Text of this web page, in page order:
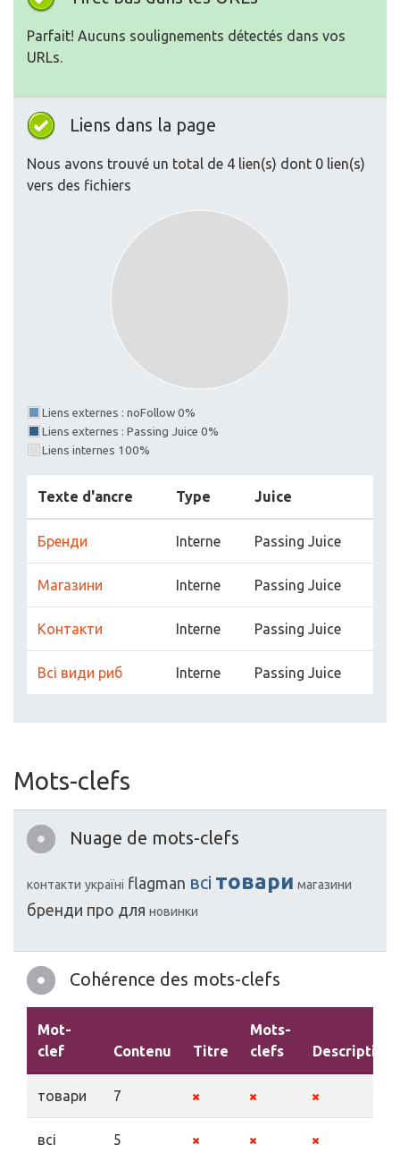
Parfait! Aucuns soulignements détectés dans vos
URLs.
Liens dans la page
Nous avons trouvé un total de 4 lien(s) dont 0 lien(s)
vers des fichiers
Liens externes : noFollow 0%
Liens externes : Passing Juice 0%
Liens internes 100%
Texte d'ancre Type Juice
Бренди Interne Passing Juice
Магазини Interne Passing Juice
Контакти Interne Passing Juice
Всі види риб Interne Passing Juice
Mots-clefs
Nuage de mots-clefs
контакти україні flagman всі товари магазини
бренди про для новинки
Cohérence des mots-clefs
Mot-
clef
Contenu Titre
Mots-
clefs
Description
товари 7
всі 5